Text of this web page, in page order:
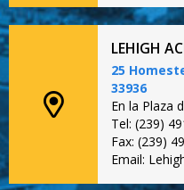
LEHIGH
25
33936
En la Plaza
Tel: (239)
Fax: (239)
Email: